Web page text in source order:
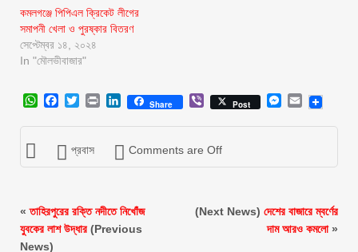
কমলগঞ্জে পিপিএল ক্রিকেট লীগের
সমাপনী খেলা ও পুরষ্কার বিতরণ
সেপ্টেম্বর ১৪, ২০২৪
In "মৌলভীবাজার"
WhatsApp
Facebook
Twitter
Print LinkedIn
Share ViberPost Messenger
Email
প্রবাস Comments are Off
«তাহিরপুরের রক্তি নদীতে নিখোঁজ
যুবকের লাশ উদ্ধার(Previous
News)
(Next News) দেশের বাজারে ম্বর্ণের
দাম আরও কমলো»